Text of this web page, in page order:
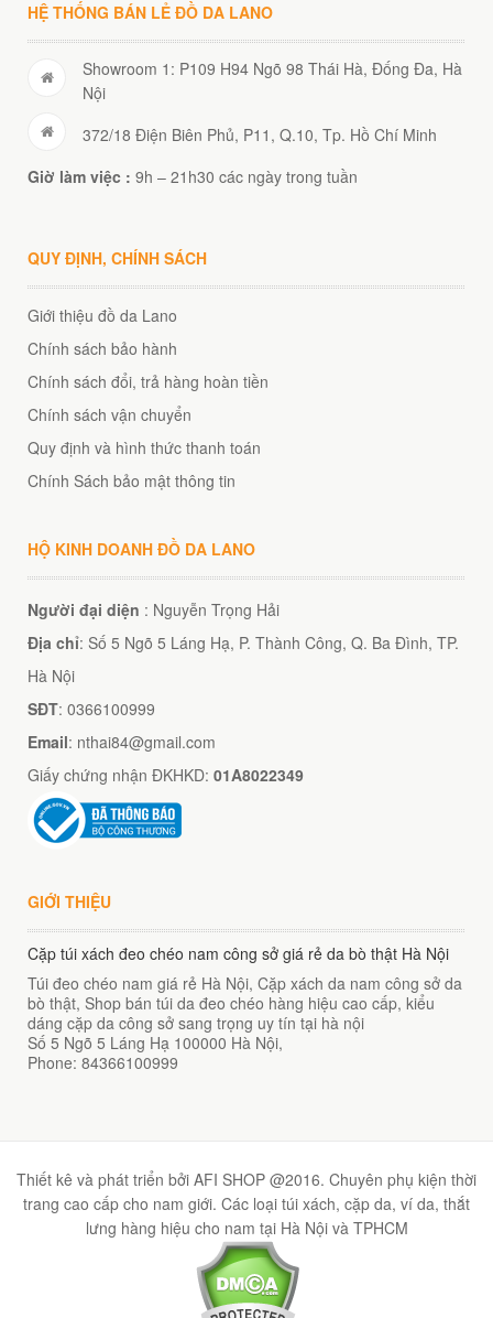
HỆ THỐNG BÁN LẺ ĐỒ DA LANO
Showroom 1: P109 H94 Ngõ 98 Thái Hà, Đống Đa, Hà
Nội
372/18 Điện Biên Phủ, P11, Q.10, Tp. Hồ Chí Minh
Giờ làm việc : 9h – 21h30 các ngày trong tuần
QUY ĐỊNH, CHÍNH SÁCH
Giới thiệu đồ da Lano
Chính sách bảo hành
Chính sách đổi, trả hàng hoàn tiền
Chính sách vận chuyển
Quy định và hình thức thanh toán
Chính Sách bảo mật thông tin
HỘ KINH DOANH ĐỒ DA LANO
Người đại diện : Nguyễn Trọng Hải
Địa chỉ: Số 5 Ngõ 5 Láng Hạ, P. Thành Công, Q. Ba Đình, TP.
Hà Nội
SĐT: 0366100999
Email: nthai84@gmail.com
Giấy chứng nhận ĐKHKD: 01A8022349
GIỚI THIỆU
Cặp túi xách đeo chéo nam công sở giá rẻ da bò thật Hà Nội
Túi đeo chéo nam giá rẻ Hà Nội, Cặp xách da nam công sở da
bò thật, Shop bán túi da đeo chéo hàng hiệu cao cấp, kiểu
dáng cặp da công sở sang trọng uy tín tại hà nội
Số 5 Ngõ 5 Láng Hạ 100000 Hà Nội,
Phone: 84366100999
Thiết kê và phát triển bởi AFI SHOP @2016. Chuyên phụ kiện thời
trang cao cấp cho nam giới. Các loại túi xách, cặp da, ví da, thắt
lưng hàng hiệu cho nam tại Hà Nội và TPHCM